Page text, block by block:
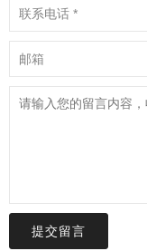
提交留言